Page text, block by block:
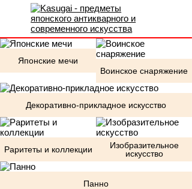
Японские мечи
Воинское снаряжение
Декоративно-прикладное искусство
Раритеты и коллекции
Изобразительное
искусство
Панно